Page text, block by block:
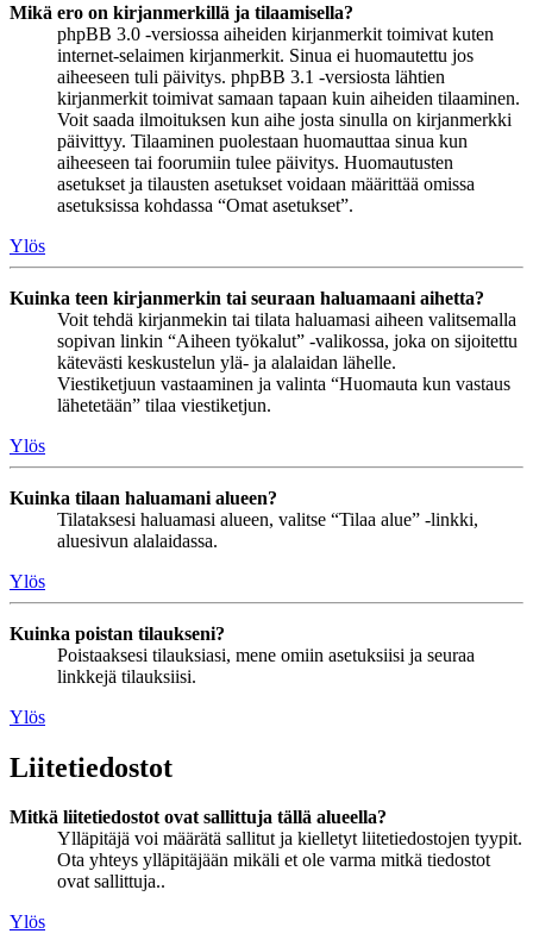
Mikä ero on kirjanmerkillä ja tilaamisella?
phpBB 3.0 -versiossa aiheiden kirjanmerkit toimivat kuten
internet-selaimen kirjanmerkit. Sinua ei huomautettu jos
aiheeseen tuli päivitys. phpBB 3.1 -versiosta lähtien
kirjanmerkit toimivat samaan tapaan kuin aiheiden tilaaminen.
Voit saada ilmoituksen kun aihe josta sinulla on kirjanmerkki
päivittyy. Tilaaminen puolestaan huomauttaa sinua kun
aiheeseen tai foorumiin tulee päivitys. Huomautusten
asetukset ja tilausten asetukset voidaan määrittää omissa
asetuksissa kohdassa “Omat asetukset”.
Ylös
Kuinka teen kirjanmerkin tai seuraan haluamaani aihetta?
Voit tehdä kirjanmekin tai tilata haluamasi aiheen valitsemalla
sopivan linkin “Aiheen työkalut” -valikossa, joka on sijoitettu
kätevästi keskustelun ylä- ja alalaidan lähelle.
Viestiketjuun vastaaminen ja valinta “Huomauta kun vastaus
lähetetään” tilaa viestiketjun.
Ylös
Kuinka tilaan haluamani alueen?
Tilataksesi haluamasi alueen, valitse “Tilaa alue” -linkki,
aluesivun alalaidassa.
Ylös
Kuinka poistan tilaukseni?
Poistaaksesi tilauksiasi, mene omiin asetuksiisi ja seuraa
linkkejä tilauksiisi.
Ylös
Liitetiedostot
Mitkä liitetiedostot ovat sallittuja tällä alueella?
Ylläpitäjä voi määrätä sallitut ja kielletyt liitetiedostojen tyypit.
Ota yhteys ylläpitäjään mikäli et ole varma mitkä tiedostot
ovat sallittuja..
Ylös